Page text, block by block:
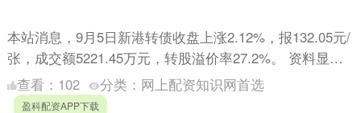
本站消息，9月5日新港转债收盘上涨2.12%，报132.05元/
张，成交额5221.45万元，转股溢价率27.2%。 资料显
示，新港转债信用级别为“AA-”，债....
查看： 102 分类： 网上配资知识网首选
盈科配资APP下载